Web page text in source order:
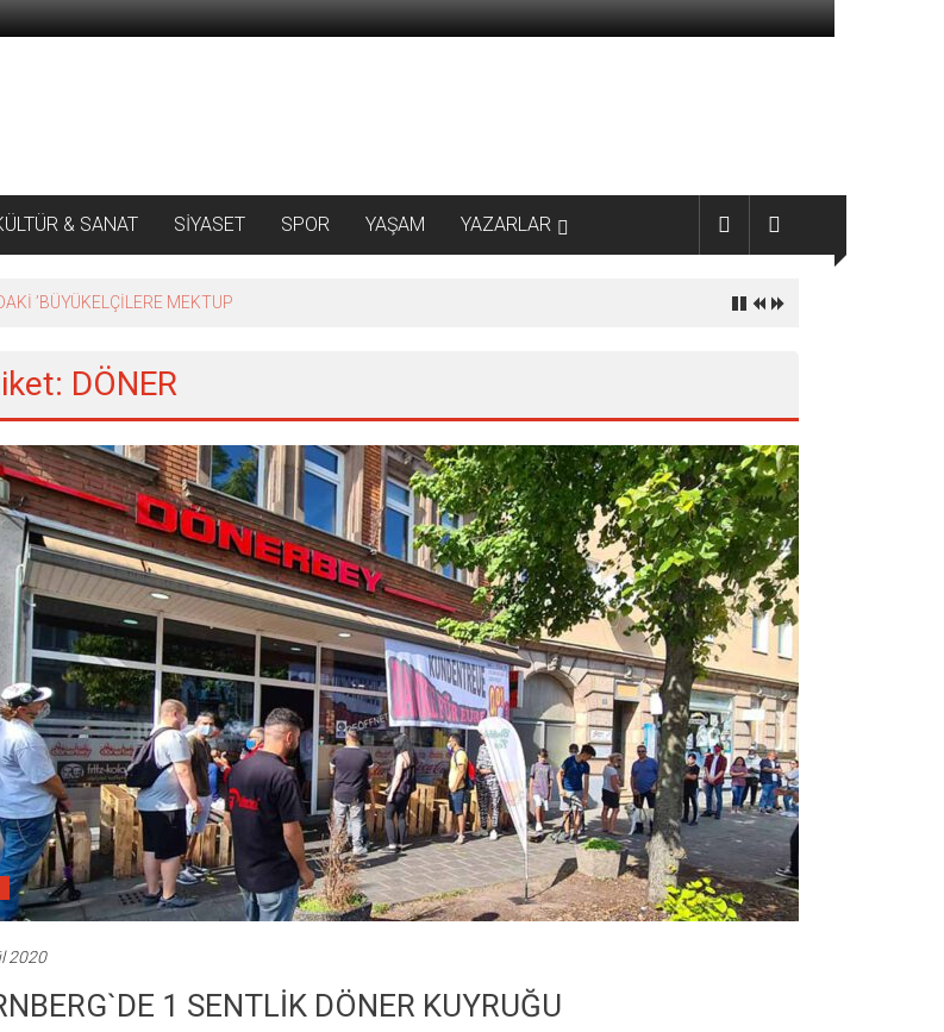
& SANAT SİYASET SPOR YAŞAM YAZARLAR
’BÜYÜKELÇİLERE MEKTUP
DÖNER
2020
1 SENTLİK DÖNER KUYRUĞU